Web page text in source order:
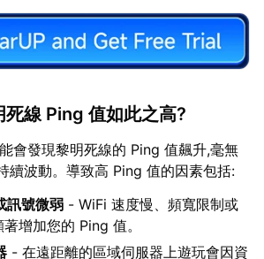
死線 Ping 值如此之高?
會發現黎明死線的 Ping 值飆升,毫無
續波動。導致高 Ping 值的因素包括:
訊號微弱 - WiFi 速度慢、頻寬限制或
增加您的 Ping 值。
- 在遠距離的區域伺服器上遊玩會因資